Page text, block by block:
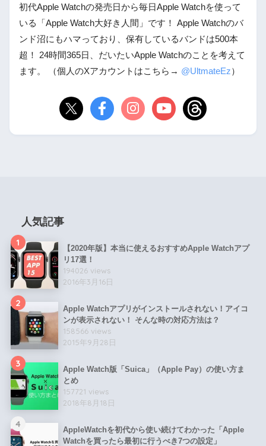
初代Apple Watchの発売日から毎日Apple Watchを使って
いる「Apple Watch大好き人間」です！ Apple Watchのバ
ンド沼にもハマっており、保有しているバンドは500本
超！ 24時間365日、だいたいApple Watchのことを考えて
ます。 （個人のXアカウントはこちら→ @UltmateEz）
人気記事
1
【2020年版】本当に使えるおすすめApple Watchアプ
リ17選！
194026 views
2016年3月16日
2
Apple Watchアプリがインストールされない！アイコ
ンが表示されない！ そんな時の対応方法は？
158566 views
2015年9月28日
3
Apple Watch版「Suica」（Apple Pay）の使い方ま
とめ
157721 views
2018年8月18日
4
AppleWatchを初代から使い続けてわかった「Apple
Watchを買ったら最初に行うべき7つの設定」